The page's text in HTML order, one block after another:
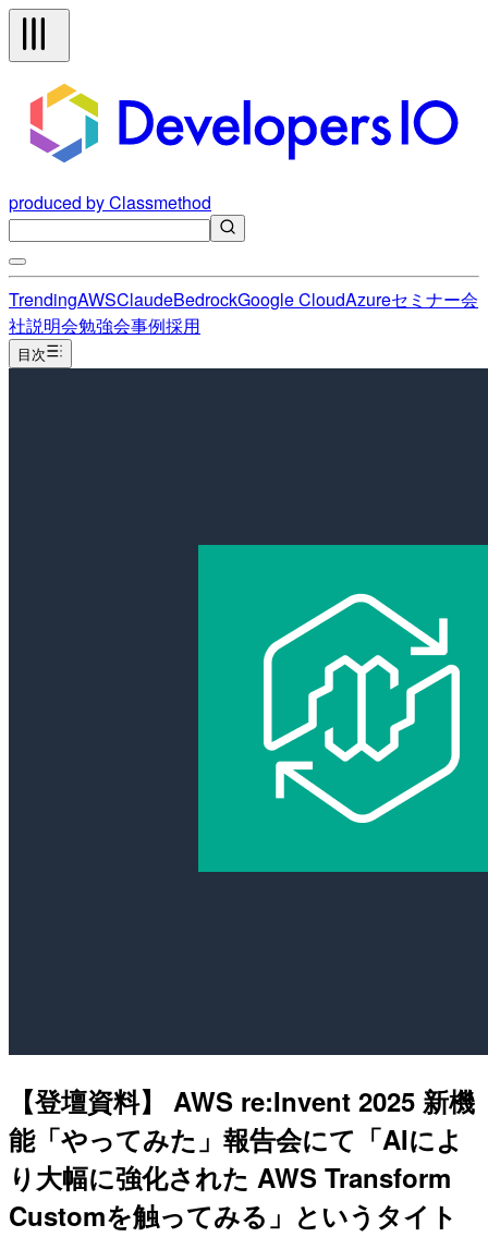
produced by Classmethod
TrendingAWSClaudeBedrockGoogle CloudAzureセミナー会
社説明会勉強会事例採用
目次
【登壇資料】 AWS re:Invent 2025 新機
能「やってみた」報告会にて「AIによ
り大幅に強化された AWS Transform
Customを触ってみる」というタイト